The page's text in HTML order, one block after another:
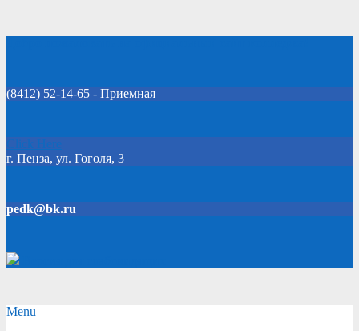
(8412) 52-14-65 - Приемная
Click Here
г. Пенза, ул. Гоголя, 3
pedk@bk.ru
Secondary
Menu